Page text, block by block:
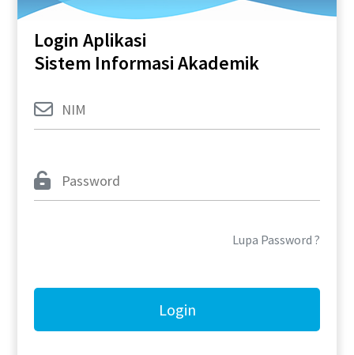
Login Aplikasi
Sistem Informasi Akademik
Lupa Password ?